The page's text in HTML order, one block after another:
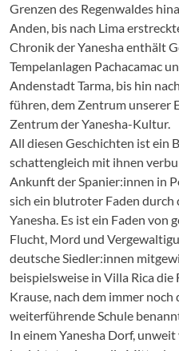
Grenzen des Regenwaldes
Anden, bis nach Lima
Chronik der Yanesha enthält
Tempelanlagen Pachacamac
Andenstadt Tarma, bis hin
führen, dem Zentrum unserer
Zentrum der Yanesha-Kultur.
All diesen Geschichten ist ein
schattengleich mit ihnen
Ankunft der Spanier:innen in
sich ein blutroter Faden
Yanesha. Es ist ein Faden von
Flucht, Mord und
deutsche Siedler:innen
beispielsweise in Villa Rica
Krause, nach dem immer
weiterführende Schule
In einem Yanesha Dorf,